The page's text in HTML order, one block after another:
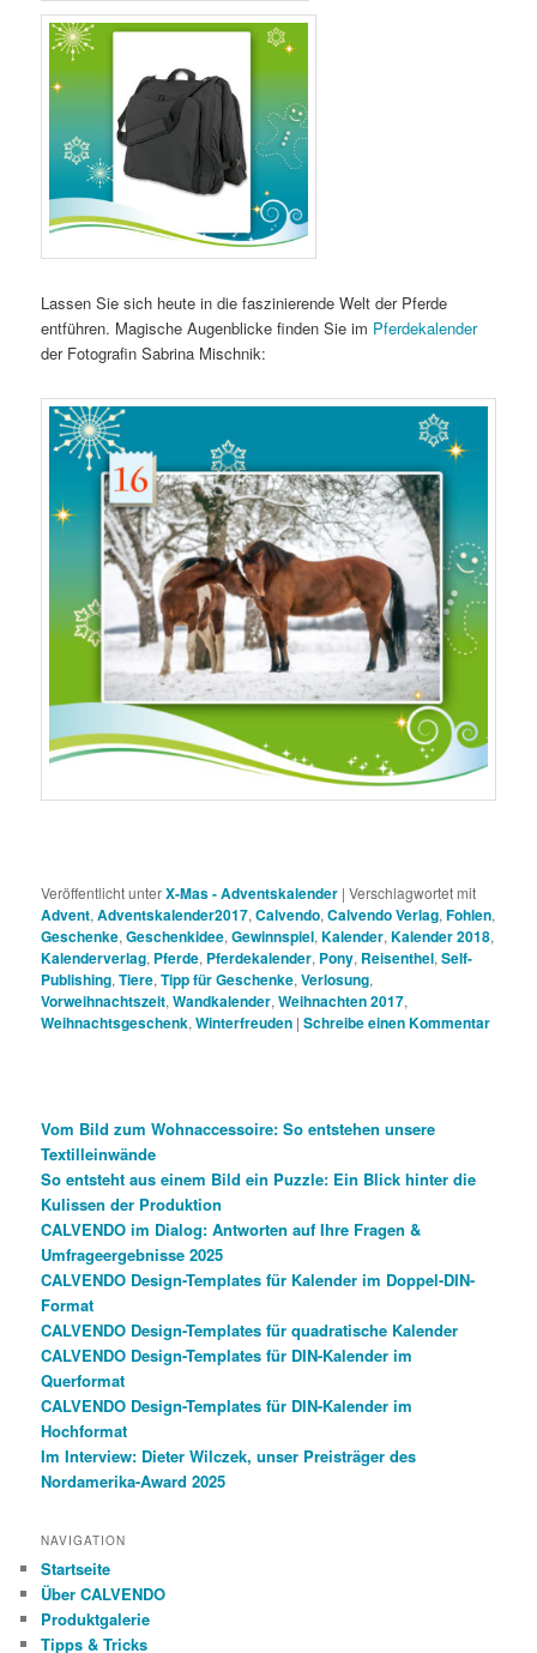
Lassen Sie sich heute in die faszinierende Welt der Pferde
entführen. Magische Augenblicke finden Sie im Pferdekalender
der Fotografin Sabrina Mischnik:
Veröffentlicht unterX-Mas - Adventskalender |Verschlagwortet mit
Advent,Adventskalender2017,Calvendo,Calvendo Verlag,Fohlen,
Geschenke,Geschenkidee,Gewinnspiel,Kalender,Kalender 2018,
Kalenderverlag, Pferde, Pferdekalender, Pony, Reisenthel,Self-
Publishing,Tiere,Tipp für Geschenke,Verlosung,
Vorweihnachtszeit,Wandkalender,Weihnachten 2017,
Weihnachtsgeschenk,Winterfreuden |Schreibe einen Kommentar
Vom Bild zum Wohnaccessoire: So entstehen unsere
Textilleinwände
So entsteht aus einem Bild ein Puzzle: Ein Blick hinter die
Kulissen der Produktion
CALVENDO im Dialog: Antworten auf Ihre Fragen &
Umfrageergebnisse 2025
CALVENDO Design-Templates für Kalender im Doppel-DIN-
Format
CALVENDO Design-Templates für quadratische Kalender
CALVENDO Design-Templates für DIN-Kalender im
Querformat
CALVENDO Design-Templates für DIN-Kalender im
Hochformat
Im Interview: Dieter Wilczek, unser Preisträger des
Nordamerika-Award 2025
NAVIGATION
Startseite
Über CALVENDO
Produktgalerie
Tipps & Tricks